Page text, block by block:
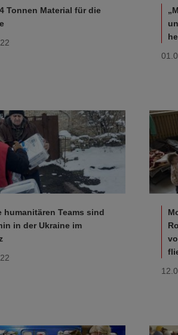
Tonnen Material für die
humanitären Teams sind
in der Ukraine im